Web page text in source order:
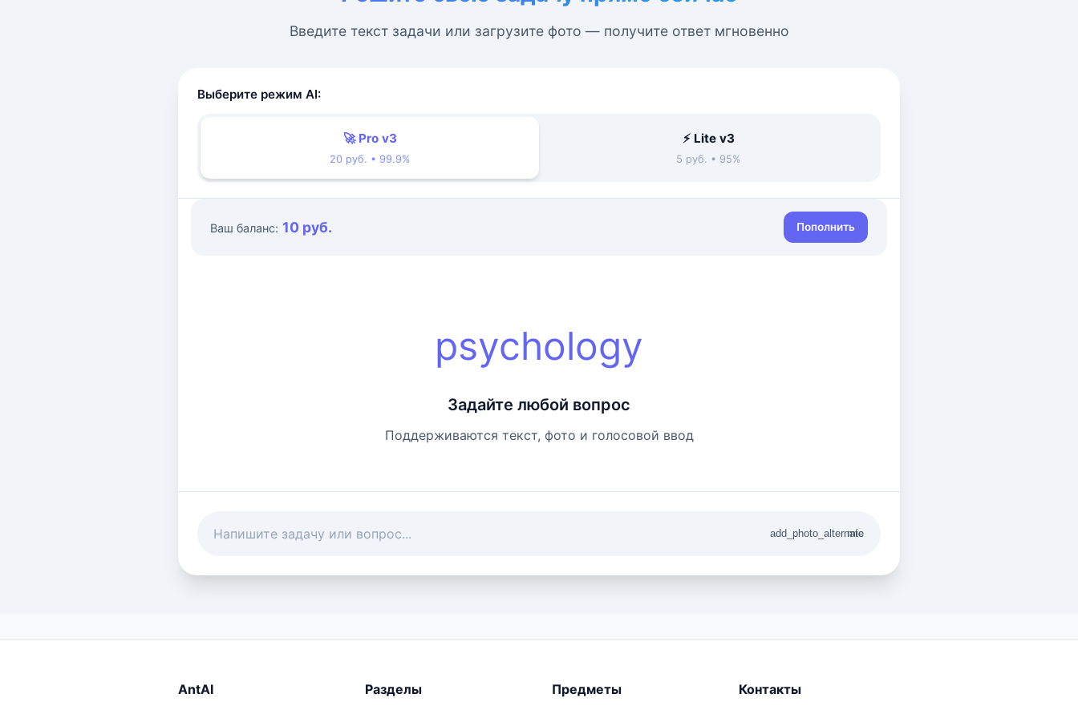
Введите текст задачи или загрузите фото — получите ответ мгновенно
Выберите режим AI:
🚀 Pro v3
20 руб. • 99.9%
⚡ Lite v3
5 руб. • 95%
Ваш баланс: 10 руб. Пополнить
psychology
Задайте любой вопрос
Поддерживаются текст, фото и голосовой ввод
add_photo_alternate
mic
AntAI Разделы Предметы Контакты